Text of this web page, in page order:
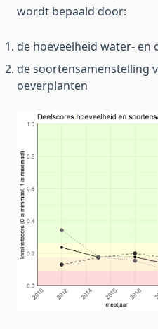
wordt bepaald door:
de hoeveelheid water- en
de soortensamenstelling
oeverplanten